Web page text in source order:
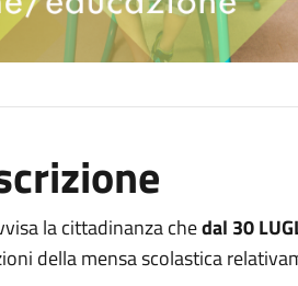
la cittadinanza chedal 30
della mensa scolastica